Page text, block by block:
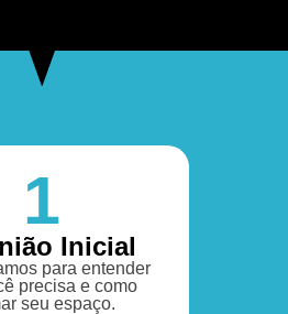
1
Inicial
para entender
precisa e como
seu espaço.